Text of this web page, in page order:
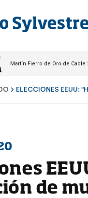
Martín Fierro de Oro de Cable
ELECCIONES EEUU:
de